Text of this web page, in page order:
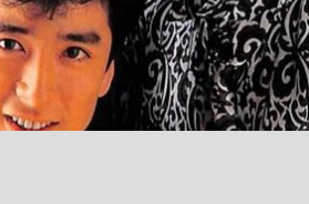
でも…」本田圭佑が初めて明かした日本代